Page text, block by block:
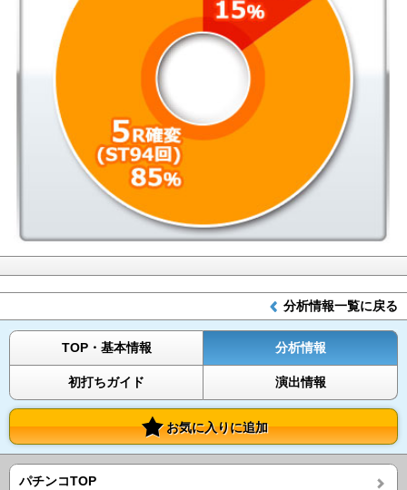
分析情報一覧に戻る
TOP・基本情報 分析情報
初打ちガイド 演出情報
お気に入りに追加
パチンコTOP